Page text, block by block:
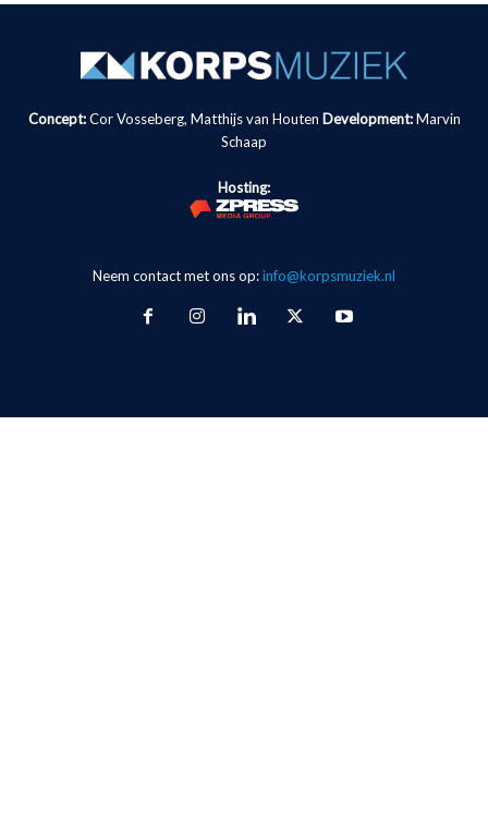
Concept:Cor Vosseberg, Matthijs van Houten Development: Marvin
Schaap
Hosting:
Neem contact met ons op:info@korpsmuziek.nl